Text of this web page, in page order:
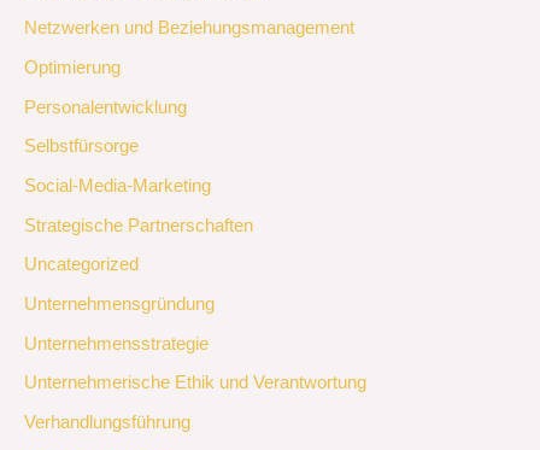
Netzwerken und Beziehungsmanagement
Optimierung
Personalentwicklung
Selbstfürsorge
Social-Media-Marketing
Strategische Partnerschaften
Uncategorized
Unternehmensgründung
Unternehmensstrategie
Unternehmerische Ethik und Verantwortung
Verhandlungsführung